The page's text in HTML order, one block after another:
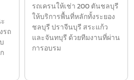
รถ
รถเครนให้เช่า 200 ตันชลบุรี
ให้บริการพื้นที่หลักทั้งระยอง
ชลบุรี ปราจีนบุรี สระแก้ว
และจันทบุรี ด้วยทีมงานที่ผ่าน
การอบรม